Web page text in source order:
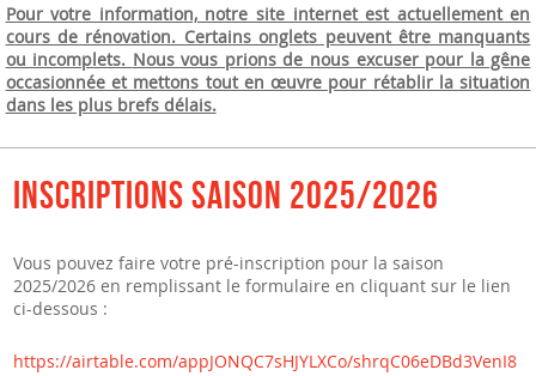
Pour votre information, notre site internet est actuellement en
cours de rénovation. Certains onglets peuvent être manquants
ou incomplets. Nous vous prions de nous excuser pour la gêne
occasionnée et mettons tout en œuvre pour rétablir la situation
dans les plus brefs délais.
Inscriptions saison 2025/2026
Vous pouvez faire votre pré-inscription pour la saison
2025/2026 en remplissant le formulaire en cliquant sur le lien
ci-dessous :
https://airtable.com/appJONQC7sHJYLXCo/shrqC06eDBd3VenI8